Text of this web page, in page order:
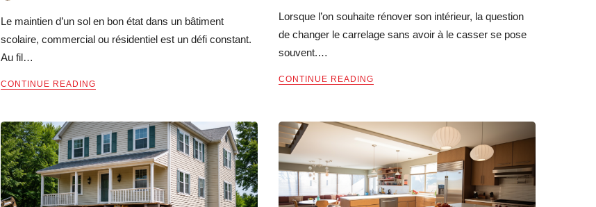
Le maintien d’un sol en bon état dans un bâtiment
scolaire, commercial ou résidentiel est un défi constant.
Au fil…
CONTINUE READING
Lorsque l’on souhaite rénover son intérieur, la question
de changer le carrelage sans avoir à le casser se pose
souvent.…
CONTINUE READING